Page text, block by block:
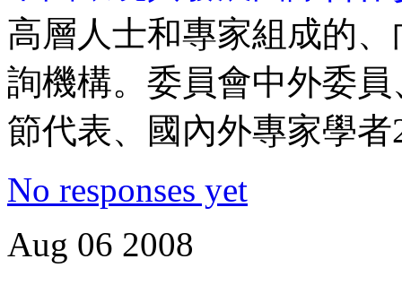
高層人士和專家組成的
詢機構。委員會中外委
節代表、國內外專家學
No responses yet
Aug 06 2008